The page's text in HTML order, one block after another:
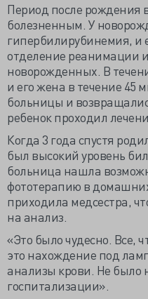
Период после рождения
болезненным. У
гипербилирубинемия, и
отделение реанимации
новорожденных. В
и его жена в течение 45
больницы и
ребенок проходил
Когда 3 года спустя
был высокий уровень
больница нашла
фототерапию в
приходила медсестра,
на анализ.
«Это было чудесно. Все,
это нахождение под
анализы крови. Не было
госпитализации».